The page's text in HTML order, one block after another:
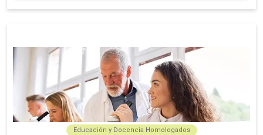
Educación y Docencia Homologados